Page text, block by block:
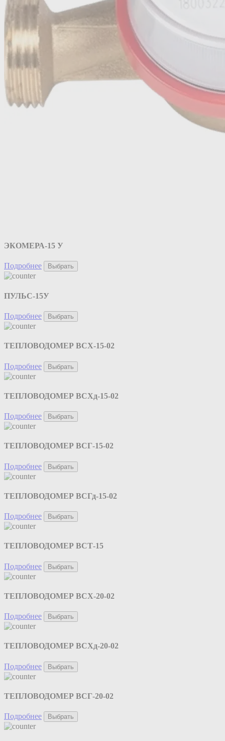
ЭКОМЕРА-15 У
Подробнее Выбрать
ПУЛЬС-15У
Подробнее Выбрать
ТЕПЛОВОДОМЕР ВСХ-15-02
Подробнее Выбрать
ТЕПЛОВОДОМЕР ВСХд-15-02
Подробнее Выбрать
ТЕПЛОВОДОМЕР ВСГ-15-02
Подробнее Выбрать
ТЕПЛОВОДОМЕР ВСГд-15-02
Подробнее Выбрать
ТЕПЛОВОДОМЕР ВСТ-15
Подробнее Выбрать
ТЕПЛОВОДОМЕР ВСХ-20-02
Подробнее Выбрать
ТЕПЛОВОДОМЕР ВСХд-20-02
Подробнее Выбрать
ТЕПЛОВОДОМЕР ВСГ-20-02
Подробнее Выбрать